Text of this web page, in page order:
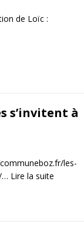
de Loïc :
s’invitent à
les-
… Lire la suite